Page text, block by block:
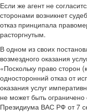
Если же агент не
сторонами возникнет
отказ принципала
расторгнутым.
В одном из своих
возмездного оказания
«Поскольку право сторон
односторонний отказ от
оказания услуг
не может быть
Президиума ВАС РФ от 7